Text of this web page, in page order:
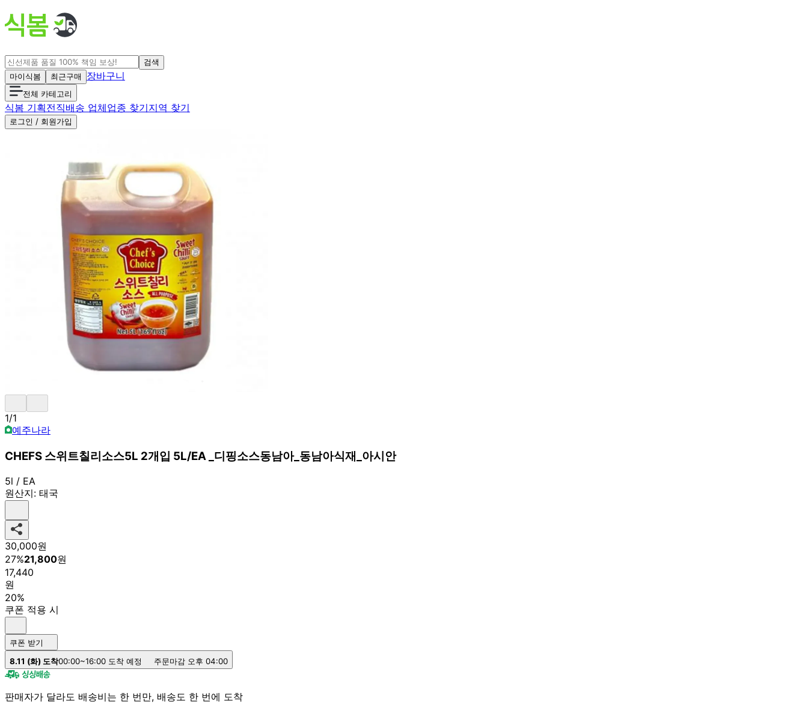
검색
마이식봄
최근구매 장바구니
전체 카테고리
식봄 기획전직배송 업체업종 찾기지역 찾기
로그인 / 회원가입
1/1
예주나라
CHEFS 스위트칠리소스5L 2개입 5L/EA _디핑소스동남아_동남아식재_아시안
5l / EA
원산지: 태국
30,000원
27%21,800원
17,440
원
20%
쿠폰 적용 시
쿠폰 받기
8.11 (화) 도착00:00~16:00 도착 예정 주문마감 오후 04:00
판매자가 달라도 배송비는 한 번만, 배송도 한 번에 도착